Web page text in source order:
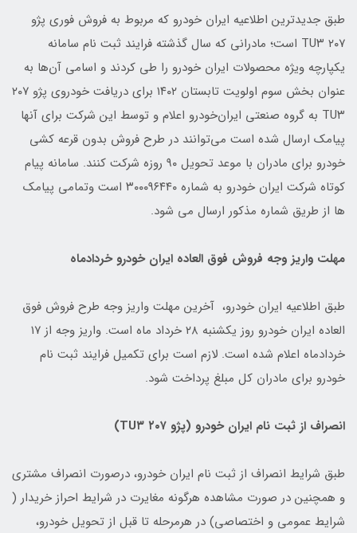
طبق جدیدترین اطلاعیه ایران خودرو که مربوط به فروش فوری پژو
۲۰۷ TU۳ است؛ مادرانی که سال گذشته فرایند ثبت نام سامانه
یکپارچه ویژه محصولات ایران خودرو را طی کردند و اسامی آن‌ها به
عنوان بخش سوم اولویت تابستان ۱۴۰۲ برای دریافت خودروی پژو ۲۰۷
TU۳ به گروه صنعتی ایران‌خودرو اعلام و توسط این شرکت برای آنها
پیامک ارسال شده است می‌توانند در طرح فروش بدون قرعه کشی
خودرو برای مادران با موعد تحویل ۹۰ روزه شرکت کنند. سامانه پیام
کوتاه شرکت ایران خودرو به شماره ۳۰۰۰۹۶۴۴۰ است وتمامی پیامک
ها از طریق شماره مذکور ارسال می شود.
مهلت واریز وجه فروش فوق العاده ایران خودرو خردادماه
طبق اطلاعیه ایران خودرو، آخرین مهلت واریز وجه طرح فروش فوق
العاده ایران خودرو روز یکشنبه ۲۸ خرداد ماه است. واریز وجه از ۱۷
خردادماه اعلام شده است. لازم است برای تکمیل فرایند ثبت نام
خودرو برای مادران کل مبلغ پرداخت شود.
انصراف از ثبت نام ایران خودرو (پژو ۲۰۷ TU۳)
طبق شرایط انصراف از ثبت نام ایران خودرو، درصورت انصراف مشتری
و همچنین در صورت مشاهده هرگونه مغایرت در شرایط احراز خریدار (
شرایط عمومی و اختصاصی) در هرمرحله تا قبل از تحویل خودرو،